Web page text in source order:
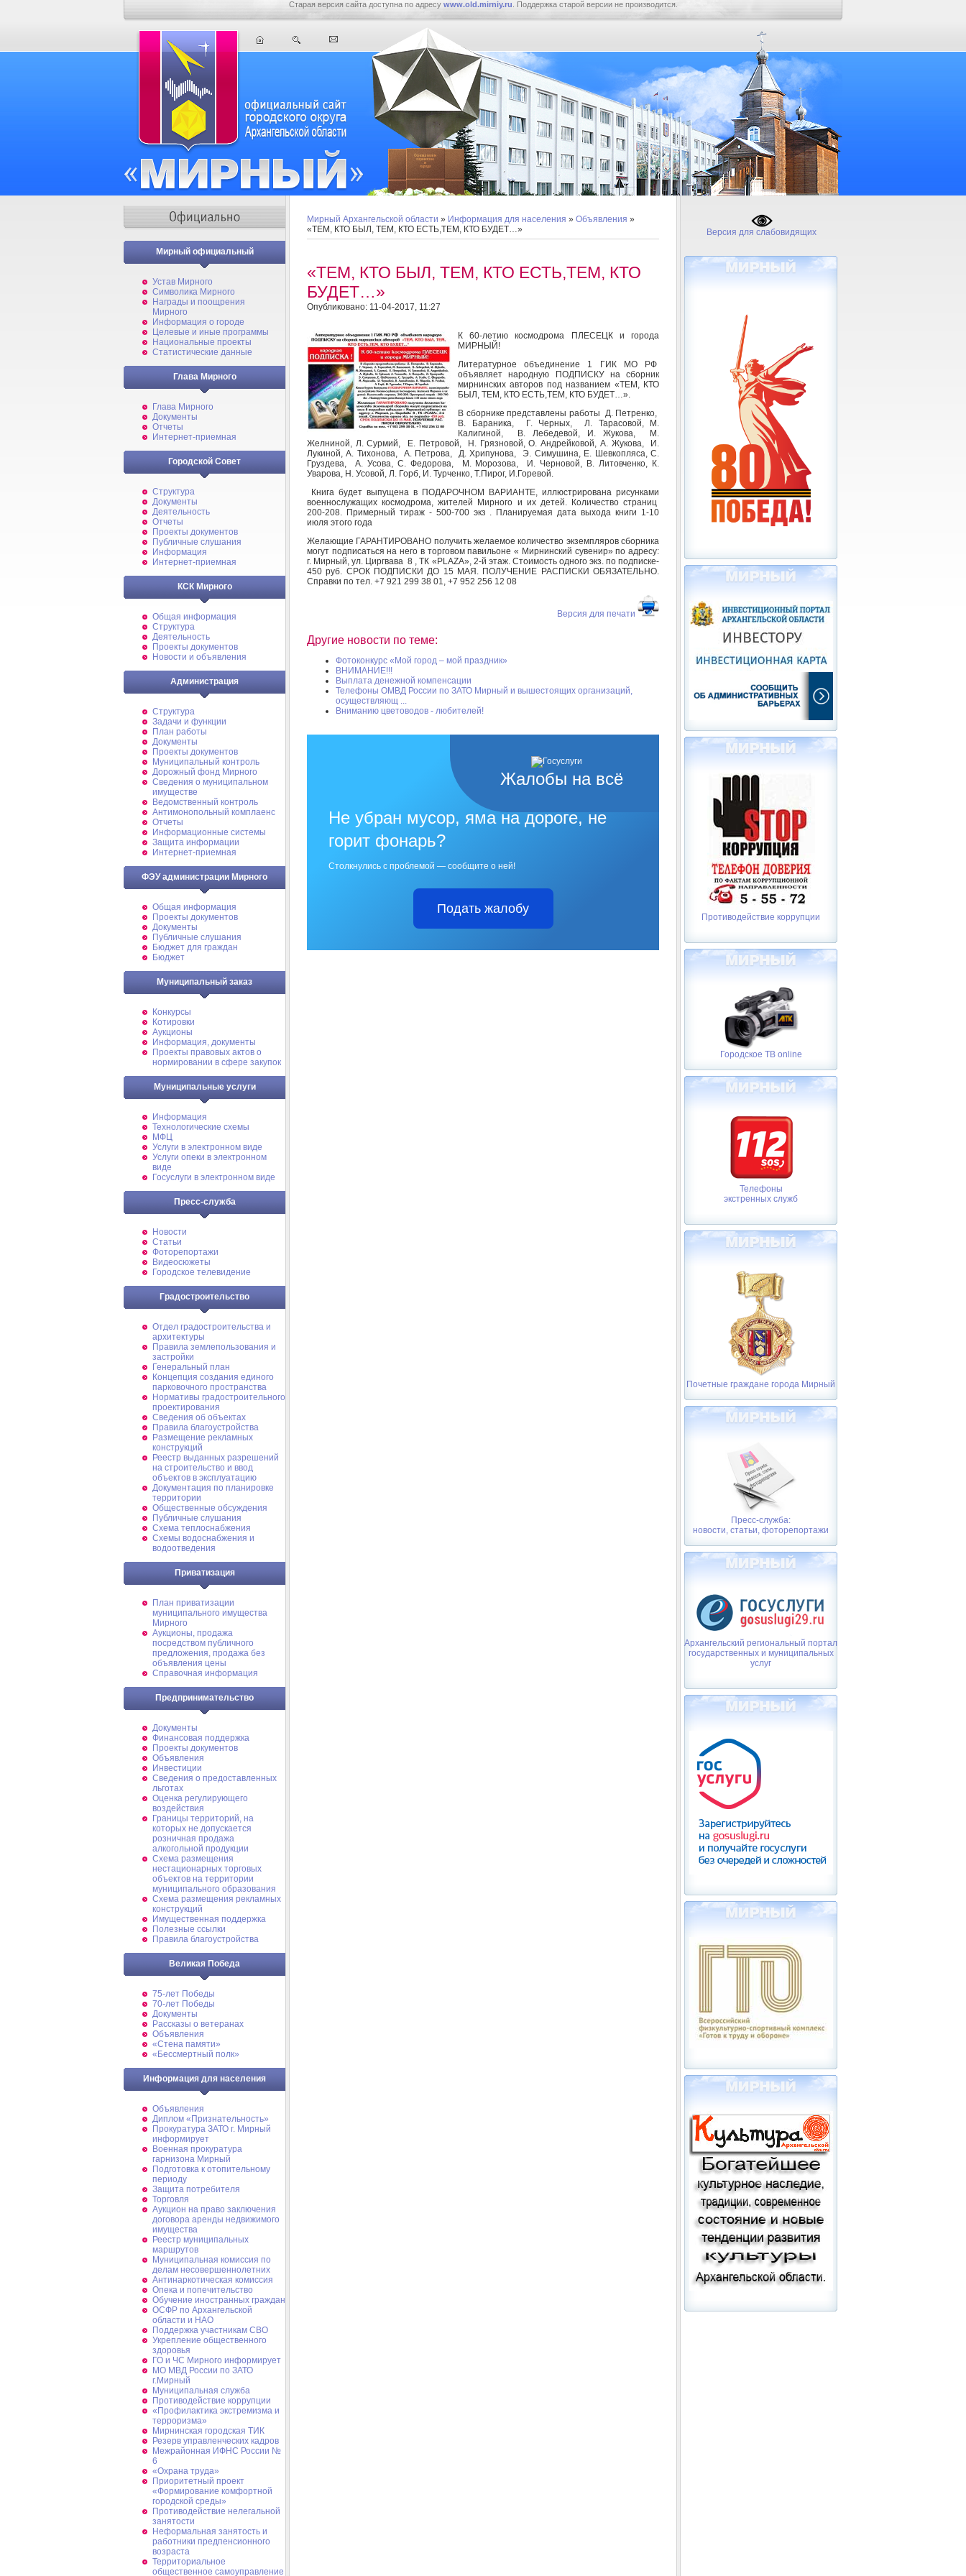
Старая версия сайта доступна по адресу www.old.mirniy.ru . Поддержка старой версии не производится.
Мирный официальный
Устав Мирного
Символика Мирного
Награды и поощрения
Мирного
Информация о городе
Целевые и иные программы
Национальные проекты
Статистические данные
Глава Мирного
Глава Мирного
Документы
Отчеты
Интернет-приемная
Городской Совет
Структура
Документы
Деятельность
Отчеты
Проекты документов
Публичные слушания
Информация
Интернет-приемная
КСК Мирного
Общая информация
Структура
Деятельность
Проекты документов
Новости и объявления
Администрация
Структура
Задачи и функции
План работы
Документы
Проекты документов
Муниципальный контроль
Дорожный фонд Мирного
Cведения о муниципальном
имуществе
Ведомственный контроль
Антимонопольный комплаенс
Отчеты
Информационные системы
Защита информации
Интернет-приемная
ФЭУ администрации Мирного
Общая информация
Проекты документов
Документы
Публичные слушания
Бюджет для граждан
Бюджет
Муниципальный заказ
Конкурсы
Котировки
Аукционы
Информация, документы
Проекты правовых актов о
нормировании в сфере закупок
Муниципальные услуги
Информация
Технологические схемы
МФЦ
Услуги в электронном виде
Услуги опеки в электронном
виде
Госуслуги в электронном виде
Пресс-служба
Новости
Статьи
Фоторепортажи
Видеосюжеты
Городское телевидение
Градостроительство
Отдел градостроительства и
архитектуры
Правила землепользования и
застройки
Генеральный план
Концепция создания единого
парковочного пространства
Нормативы градостроительного
проектирования
Сведения об объектах
Правила благоустройства
Размещение рекламных
конструкций
Реестр выданных разрешений
на строительство и ввод
объектов в эксплуатацию
Документация по планировке
территории
Общественные обсуждения
Публичные слушания
Схема теплоснабжения
Схемы водоснабжения и
водоотведения
Приватизация
План приватизации
муниципального имущества
Мирного
Аукционы, продажа
посредством публичного
предложения, продажа без
объявления цены
Справочная информация
Предпринимательство
Документы
Финансовая поддержка
Проекты документов
Объявления
Инвестиции
Сведения о предоставленных
льготах
Оценка регулирующего
воздействия
Границы территорий, на
которых не допускается
розничная продажа
алкогольной продукции
Схема размещения
нестационарных торговых
объектов на территории
муниципального образования
Схема размещения рекламных
конструкций
Имущественная поддержка
Полезные ссылки
Правила благоустройства
Великая Победа
75-лет Победы
70-лет Победы
Документы
Рассказы о ветеранах
Объявления
«Стена памяти»
«Бессмертный полк»
Информация для населения
Объявления
Диплом «Признательность»
Прокуратура ЗАТО г. Мирный
информирует
Военная прокуратура
гарнизона Мирный
Подготовка к отопительному
периоду
Защита потребителя
Торговля
Аукцион на право заключения
договора аренды недвижимого
имущества
Реестр муниципальных
маршрутов
Муниципальная комиссия по
делам несовершеннолетних
Антинаркотическая комиссия
Опека и попечительство
Обучение иностранных граждан
ОСФР по Архангельской
области и НАО
Поддержка участникам СВО
Укрепление общественного
здоровья
ГО и ЧС Мирного информирует
МО МВД России по ЗАТО
г.Мирный
Муниципальная cлужба
Противодействие коррупции
«Профилактика экстремизма и
терроризма»
Мирнинская городская ТИК
Резерв управленческих кадров
Межрайонная ИФНС России №
6
«Охрана труда»
Приоритетный проект
«Формирование комфортной
городской среды»
Противодействие нелегальной
занятости
Неформальная занятость и
работники предпенсионного
возраста
Территориальное
общественное самоуправление
Мирный Архангельской области » Информация для населения » Объявления »
«ТЕМ, КТО БЫЛ, ТЕМ, КТО ЕСТЬ,ТЕМ, КТО БУДЕТ…»
«ТЕМ, КТО БЫЛ, ТЕМ, КТО ЕСТЬ,ТЕМ, КТО
БУДЕТ…»
Опубликовано: 11-04-2017, 11:27
К 60-летию космодрома ПЛЕСЕЦК и города
МИРНЫЙ!
Литературное объединение 1 ГИК МО РФ
объявляет народную ПОДПИСКУ на сборник
мирнинских авторов под названием «ТЕМ, КТО
БЫЛ, ТЕМ, КТО ЕСТЬ,ТЕМ, КТО БУДЕТ…».
В сборнике представлены работы Д. Петренко,
В. Бараника, Г. Черных, Л. Тарасовой, М.
Калигиной, В. Лебедевой, И. Жукова, М.
Желниной, Л. Сурмий, Е. Петровой, Н. Грязновой, О. Андрейковой, А. Жукова, И.
Лукиной, А. Тихонова, А. Петрова, Д. Хрипунова, Э. Симушина, Е. Шевкопляса, С.
Груздева, А. Усова, С. Федорова, М. Морозова, И. Черновой, В. Литовченко, К.
Уварова, Н. Усовой, Л. Горб, И. Турченко, Т.Пирог, И.Горевой.
Книга будет выпущена в ПОДАРОЧНОМ ВАРИАНТЕ, иллюстрирована рисунками
военнослужащих космодрома, жителей Мирного и их детей. Количество страниц
200-208. Примерный тираж - 500-700 экз . Планируемая дата выхода книги 1-10
июля этого года
Желающие ГАРАНТИРОВАНО получить желаемое количество экземпляров сборника
могут подписаться на него в торговом павильоне « Мирнинский сувенир» по адресу:
г. Мирный, ул. Циргвава 8 , ТК «PLAZA», 2-й этаж. Стоимость одного экз. по подписке-
450 руб. СРОК ПОДПИСКИ ДО 15 МАЯ. ПОЛУЧЕНИЕ РАСПИСКИ ОБЯЗАТЕЛЬНО.
Справки по тел. +7 921 299 38 01, +7 952 256 12 08
Версия для печати
Другие новости по теме:
Фотоконкурс «Мой город – мой праздник»
ВНИМАНИЕ!!!
Выплата денежной компенсации
Телефоны ОМВД России по ЗАТО Мирный и вышестоящих организаций,
осуществляющ ...
Вниманию цветоводов - любителей!
Жалобы на всё
Не убран мусор, яма на дороге, не
горит фонарь?
Столкнулись с проблемой — сообщите о ней!
Подать жалобу
Версия для слабовидящих
Противодействие коррупции
Городское ТВ online
Телефоны
экстренных служб
Почетные граждане города Мирный
Пресс-служба:
новости, статьи, фоторепортажи
Архангельский региональный портал
государственных и муниципальных
услуг